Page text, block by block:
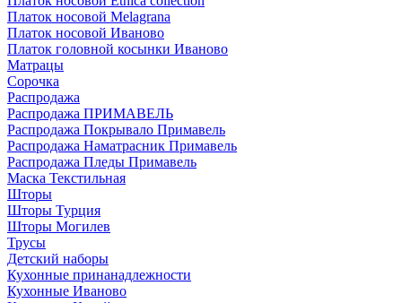
Платок носовой Melagrana
Платок носовой Иваново
Платок головной косынки Иваново
Матрацы
Сорочка
Распродажа
Распродажа ПРИМАВЕЛЬ
Распродажа Покрывало Примавель
Распродажа Наматрасник Примавель
Распродажа Пледы Примавель
Маска Текстильная
Шторы
Шторы Турция
Шторы Могилев
Трусы
Детский наборы
Кухонные принанадлежности
Кухонные Иваново